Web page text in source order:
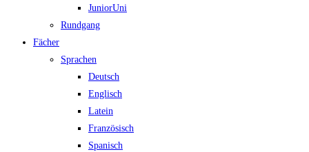
JuniorUni
Rundgang
Fächer
Sprachen
Deutsch
Englisch
Latein
Französisch
Spanisch